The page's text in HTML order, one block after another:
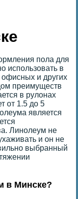
пола для
использовать в
и других
преимуществ
в рулонах
от 1.5 до 5
является
Линолеум не
и он не
выбранный
в Минске?